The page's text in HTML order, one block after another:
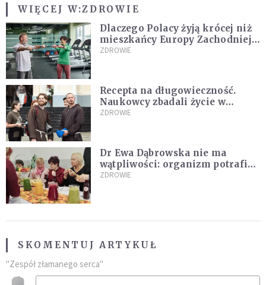
WIĘCEJ W:ZDROWIE
Dlaczego Polacy żyją krócej niż
mieszkańcy Europy Zachodniej?
Ekspertka wskazuje główne
ZDROWIE
Recepta na długowieczność.
Naukowcy zbadali życie w
klasztorach
ZDROWIE
Dr Ewa Dąbrowska nie ma
wątpliwości: organizm potrafi
leczyć się sam
ZDROWIE
SKOMENTUJ ARTYKUŁ
"Zespół złamanego serca"